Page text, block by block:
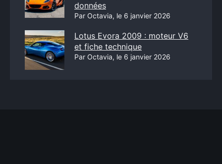
données
Par Octavia, le 6 janvier 2026
Lotus Evora 2009 : moteur V6
et fiche technique
Par Octavia, le 6 janvier 2026